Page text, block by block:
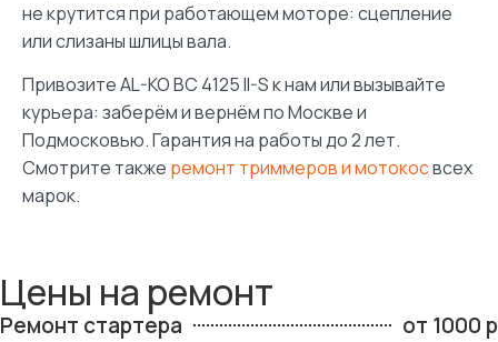
не крутится при работающем моторе: сцепление
или слизаны шлицы вала.
Привозите AL-KO BC 4125 II-S к нам или вызывайте
курьера: заберём и вернём по Москве и
Подмосковью. Гарантия на работы до 2 лет.
Смотрите также ремонт триммеров и мотокосвсех
марок.
Цены на ремонт
Ремонт стартера от 1000 р